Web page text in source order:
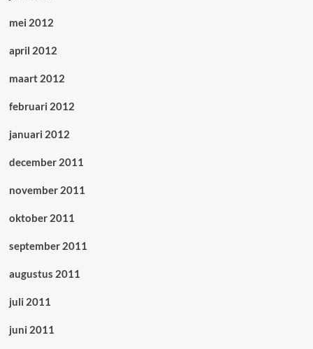
mei 2012
april 2012
maart 2012
februari 2012
januari 2012
december 2011
november 2011
oktober 2011
september 2011
augustus 2011
juli 2011
juni 2011